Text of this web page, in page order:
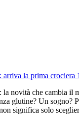
la prima crociera
novità che cambia il
glutine? Un sogno?
significa solo